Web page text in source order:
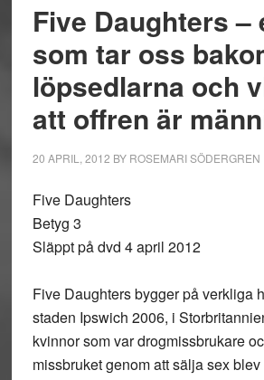
Five Daughters –
som tar oss
löpsedlarna och
att offren är
20 APRIL, 2012 BY ROSEMARI SÖDERGREN
Five Daughters
Betyg 3
Släppt på dvd 4 april 2012
Five Daughters bygger på verkliga
staden Ipswich 2006, i
kvinnor som var drogmissbrukare
missbruket genom att sälja sex